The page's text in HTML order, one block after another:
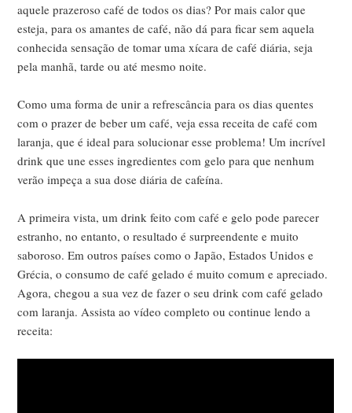
aquele prazeroso café de todos os dias? Por mais calor que
esteja, para os amantes de café, não dá para ficar sem aquela
conhecida sensação de tomar uma xícara de café diária, seja
pela manhã, tarde ou até mesmo noite.
Como uma forma de unir a refrescância para os dias quentes
com o prazer de beber um café, veja essa receita de café com
laranja, que é ideal para solucionar esse problema! Um incrível
drink que une esses ingredientes com gelo para que nenhum
verão impeça a sua dose diária de cafeína.
A primeira vista, um drink feito com café e gelo pode parecer
estranho, no entanto, o resultado é surpreendente e muito
saboroso. Em outros países como o Japão, Estados Unidos e
Grécia, o consumo de café gelado é muito comum e apreciado.
Agora, chegou a sua vez de fazer o seu drink com café gelado
com laranja. Assista ao vídeo completo ou continue lendo a
receita: